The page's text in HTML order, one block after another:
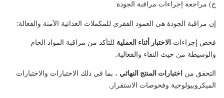
ج) مراجعة إجراءات مراقبة الجودة
إن مراقبة الجودة هي العمود الفقري للمكملات الغذائية الآمنة والفعالة:
فحص إجراءات الاختبار أثناء العملية للتأكد من مراقبة المواد الخام
والوسيطة من حيث النقاء والفعالية.
التحقق من اختبارات المنتج النهائي ، بما في ذلك الاختبارات والاختبارات
الميكروبيولوجية وفحوصات الاستقرار.